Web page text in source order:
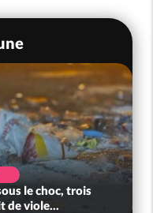
POLITIQUE
: Jeunesse, après des
des attentes, le gouv...